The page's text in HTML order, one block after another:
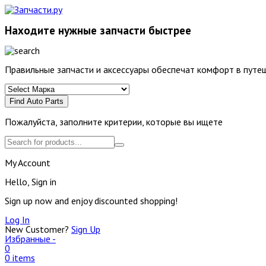
Находите нужные запчасти быстрее
Правильные запчасти и аксессуары обеспечат комфорт в
Find Auto Parts
Пожалуйста, заполните критерии, которые вы ищете
My Account
Hello, Sign in
Sign up now and enjoy discounted shopping!
Log In
New Customer? Sign Up
Избранные -
0
0 items